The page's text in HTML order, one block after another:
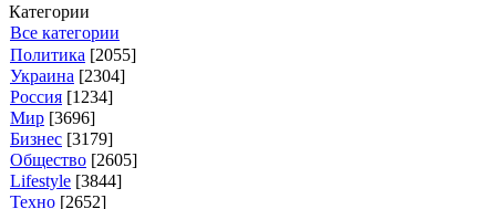
Категории
Все категории
Политика [2055]
Украина [2304]
Россия [1234]
Мир [3696]
Бизнес [3179]
Общество [2605]
Lifestyle [3844]
Техно [2652]